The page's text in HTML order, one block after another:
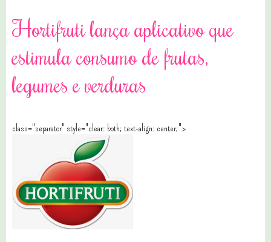
Hortifruti lança aplicativo que
estimula consumo de frutas,
legumes e verduras
class="separator" style="clear: both; text-align: center;">